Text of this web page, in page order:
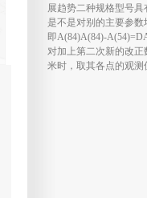
展趋势二种规格型号
是不是对别的主要参
即a(84)a(84)-
对加上第二次新的改
米时，取其各点的观测